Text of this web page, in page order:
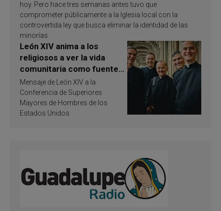
hoy. Pero hace tres semanas antes tuvo que
comprometer públicamente a la Iglesia local con la
controvertida ley que busca eliminar la identidad de las
minorías.
León XIV anima a los
religiosos a ver la vida
comunitaria como fuente
de inspiración y
santificación
Mensaje de León XIV a la
Conferencia de Superiores
Mayores de Hombres de los
Estados Unidos